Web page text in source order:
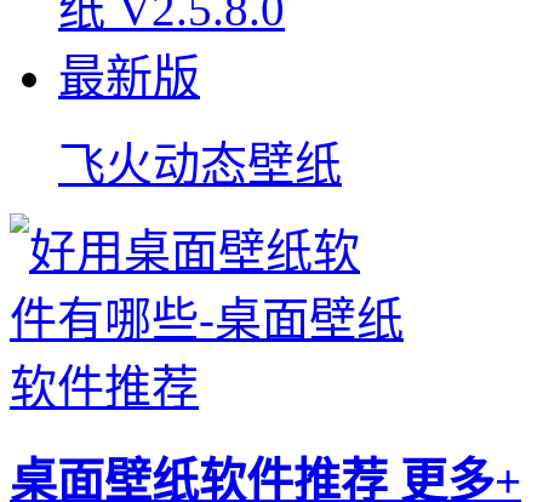
飞火动态壁纸
桌面壁纸软件推荐 更多+